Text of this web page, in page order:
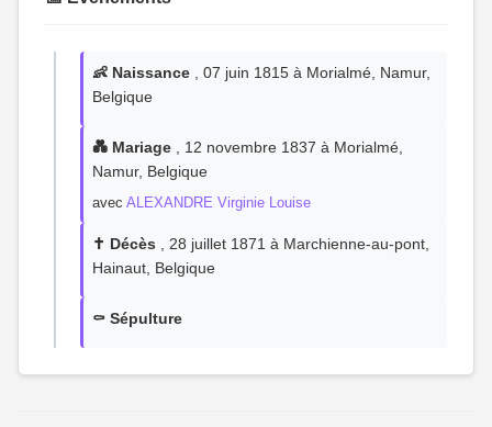
👶 Naissance , 07 juin 1815 à Morialmé, Namur,
Belgique
💑 Mariage , 12 novembre 1837 à Morialmé,
Namur, Belgique
avec ALEXANDRE Virginie Louise
✝️ Décès , 28 juillet 1871 à Marchienne-au-pont,
Hainaut, Belgique
⚰️ Sépulture